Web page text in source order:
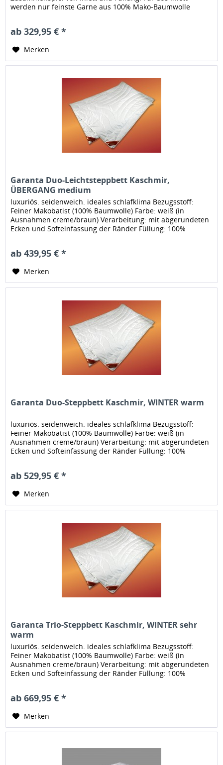
werden nur feinste Garne aus 100% Mako-Baumwolle
ab 329,95 € *
Merken
Garanta Duo-Leichtsteppbett Kaschmir,
ÜBERGANG medium
luxuriös. seidenweich. ideales schlafklima Bezugsstoff:
Feiner Makobatist (100% Baumwolle) Farbe: weiß (in
Ausnahmen creme/braun) Verarbeitung: mit abgerundeten
Ecken und Softeinfassung der Ränder Füllung: 100%
ab 439,95 € *
Merken
Garanta Duo-Steppbett Kaschmir, WINTER warm
luxuriös. seidenweich. ideales schlafklima Bezugsstoff:
Feiner Makobatist (100% Baumwolle) Farbe: weiß (in
Ausnahmen creme/braun) Verarbeitung: mit abgerundeten
Ecken und Softeinfassung der Ränder Füllung: 100%
ab 529,95 € *
Merken
Garanta Trio-Steppbett Kaschmir, WINTER sehr
warm
luxuriös. seidenweich. ideales schlafklima Bezugsstoff:
Feiner Makobatist (100% Baumwolle) Farbe: weiß (in
Ausnahmen creme/braun) Verarbeitung: mit abgerundeten
Ecken und Softeinfassung der Ränder Füllung: 100%
ab 669,95 € *
Merken